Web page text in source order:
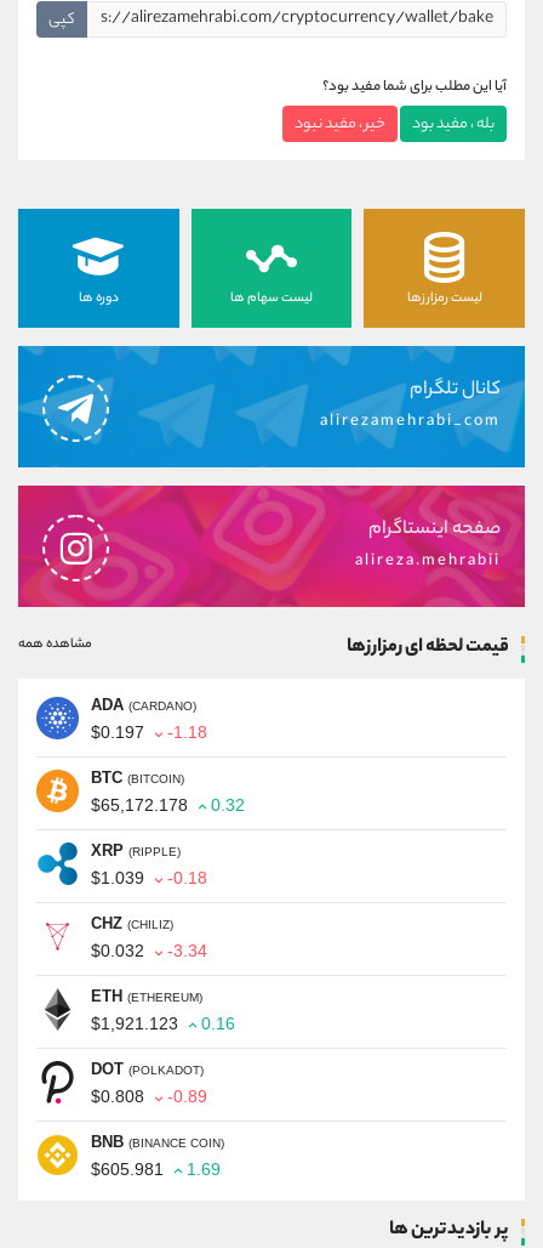
کپی
آیا این مطلب برای شما مفید بود؟
بله ، مفید بود خیر ، مفید نبود
لیست رمزارزها لیست سهام ها دوره ها
کانال تلگرام
alirezamehrabi_com
صفحه اینستاگرام
alireza.mehrabii
قیمت لحظه ای رمزارزها مشاهده همه
ADA (CARDANO)
$0.197 -1.18
BTC (BITCOIN)
$65,172.178 0.32
XRP (RIPPLE)
$1.039 -0.18
CHZ (CHILIZ)
$0.032 -3.34
ETH (ETHEREUM)
$1,921.123 0.16
DOT (POLKADOT)
$0.808 -0.89
BNB (BINANCE COIN)
$605.981 1.69
پر بازدیدترین ها